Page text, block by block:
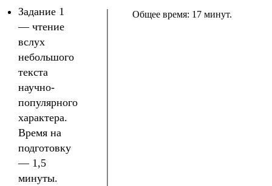
Задание 1
— чтение
вслух
небольшого
текста
научно-
популярного
характера.
Время на
подготовку
— 1,5
минуты.
Общее время: 17 минут.